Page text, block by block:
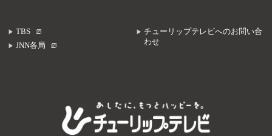
TBS
JNN各局
チューリップテレビへのお問い合
わせ